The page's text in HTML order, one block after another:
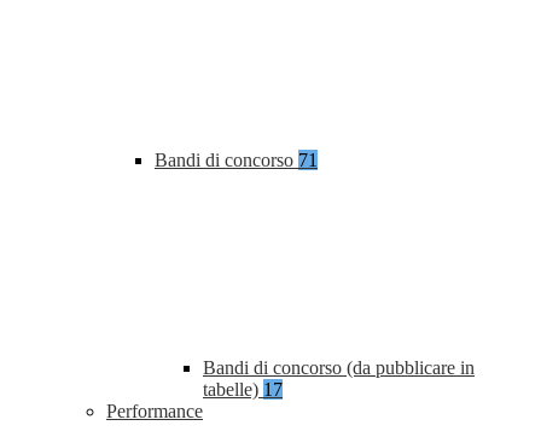
Bandi di concorso 71
Bandi di concorso (da pubblicare in
tabelle) 17
Performance